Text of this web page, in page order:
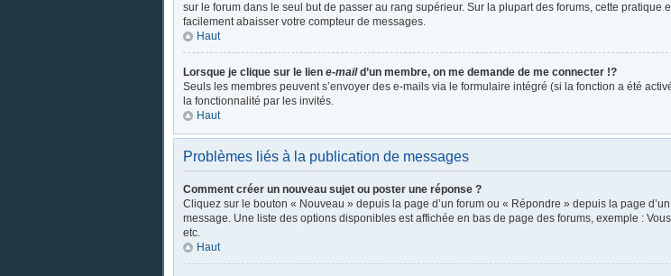
sur le forum dans le seul but de passer au rang supérieur. Sur la plupart des forums, cette
facilement abaisser votre compteur de messages.
Haut
Lorsque je clique sur le lien e-maild’un membre, on me demande de me connecter !?
Seuls les membres peuvent s’envoyer des e-mails via le formulaire intégré (si la fonction a été
la fonctionnalité par les invités.
Haut
Problèmes liés à la publication de messages
Comment créer un nouveau sujet ou poster une réponse ?
Cliquez sur le bouton « Nouveau » depuis la page d’un forum ou « Répondre » depuis la page
message. Une liste des options disponibles est affichée en bas de page des forums, exemple : Vous
etc.
Haut